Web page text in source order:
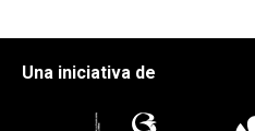
Una iniciativa de